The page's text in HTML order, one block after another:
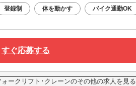
登録制 体を動かす バイク通勤OK
すぐ応募する
ークリフト･クレーンのその他の求人を見る